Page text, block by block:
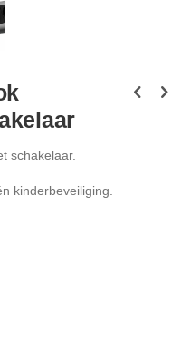
schakelaar.
kinderbeveiliging.